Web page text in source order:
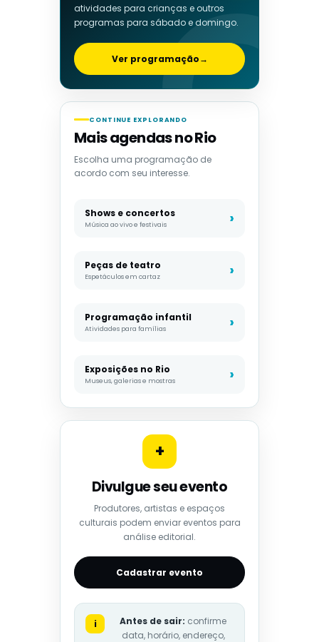
atividades para crianças e outros
programas para sábado e domingo.
Ver programação→
CONTINUE EXPLORANDO
Mais agendas no Rio
Escolha uma programação de
acordo com seu interesse.
Shows e concertos
Música ao vivo e festivais
Peças de teatro
Espetáculos em cartaz
Programação infantil
Atividades para famílias
Exposições no Rio
Museus, galerias e mostras
+
Divulgue seu evento
Produtores, artistas e espaços
culturais podem enviar eventos para
análise editorial.
Cadastrar evento
i Antes de sair: confirme
data, horário, endereço,